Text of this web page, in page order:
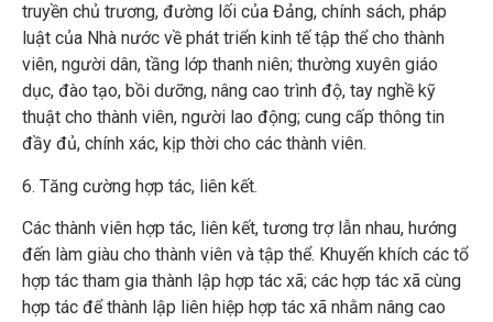
truyền chủ trương, đường lối của Đảng, chính sách, pháp
luật của Nhà nước về phát triển kinh tế tập thể cho thành
viên, người dân, tầng lớp thanh niên; thường xuyên giáo
dục, đào tạo, bồi dưỡng, nâng cao trình độ, tay nghề kỹ
thuật cho thành viên, người lao động; cung cấp thông tin
đầy đủ, chính xác, kịp thời cho các thành viên.
6. Tăng cường hợp tác, liên kết.
Các thành viên hợp tác, liên kết, tương trợ lẫn nhau, hướng
đến làm giàu cho thành viên và tập thể. Khuyến khích các tổ
hợp tác tham gia thành lập hợp tác xã; các hợp tác xã cùng
hợp tác để thành lập liên hiệp hợp tác xã nhằm nâng cao